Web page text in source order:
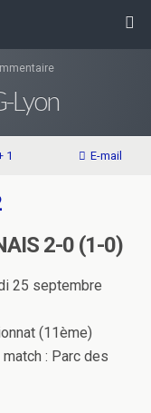
Lyon
1 E-mail
2-0 (1-0)
25 septembre
(11ème)
match : Parc des